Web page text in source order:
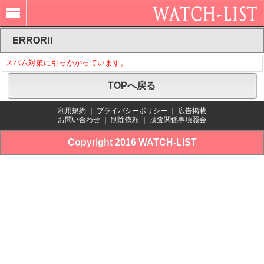
ERROR!!
スパム対策に引っかかっています。
TOPへ戻る
利用規約 プライバシーポリシー
広告掲載
お問い合わせ
削除依頼 捜査関係事項照会
Copyright 2016 WATCH-LIST